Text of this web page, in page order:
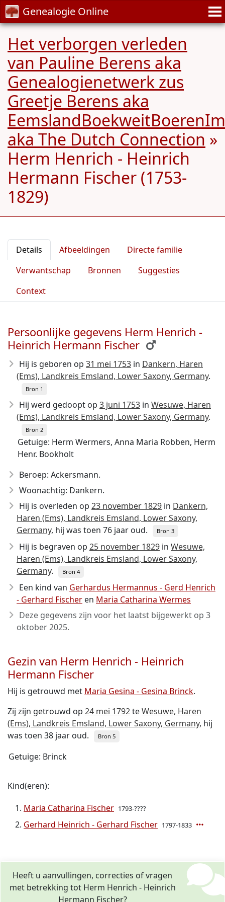
Genealogie Online
Het verborgen verleden
van Pauline Berens aka
Genealogienetwerk zus
Greetje Berens aka
aka The Dutch Connection »
Herm Henrich - Heinrich
Hermann Fischer (1753-
1829)
Details Afbeeldingen
Directe familie
Verwantschap
Bronnen
Suggesties
Context
Persoonlijke gegevens Herm Henrich -
Heinrich Hermann Fischer
Hij is geboren op 31 mei 1753 in Dankern, Haren
(Ems), Landkreis Emsland, Lower Saxony, Germany.
Bron 1
Hij werd gedoopt op 3 juni 1753 in Wesuwe, Haren
(Ems), Landkreis Emsland, Lower Saxony, Germany.
Bron 2
Getuige: Herm Wermers, Anna Maria Robben, Herm
Henr. Bookholt
Beroep: Ackersmann.
Woonachtig: Dankern.
Hij is overleden op 23 november 1829 in Dankern,
Haren (Ems), Landkreis Emsland, Lower Saxony,
Germany, hij was toen 76 jaar oud. Bron 3
Hij is begraven op 25 november 1829 in Wesuwe,
Haren (Ems), Landkreis Emsland, Lower Saxony,
Germany. Bron 4
Een kind van Gerhardus Hermannus - Gerd Henrich
- Gerhard Fischer en Maria Catharina Wermes
Deze gegevens zijn voor het laatst bijgewerkt op 3
oktober 2025.
Gezin van Herm Henrich - Heinrich
Hermann Fischer
Hij is getrouwd met Maria Gesina - Gesina Brinck.
Zij zijn getrouwd op 24 mei 1792teWesuwe, Haren
(Ems), Landkreis Emsland, Lower Saxony, Germany, hij
was toen 38 jaar oud.
Bron 5
Getuige: Brinck
Kind(eren):
Maria Catharina Fischer 1793-????
Gerhard Heinrich - Gerhard Fischer 1797-1833
Heeft u aanvullingen, correcties of vragen
met betrekking tot Herm Henrich - Heinrich
Hermann Fischer?